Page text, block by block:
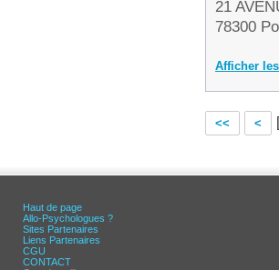
21
78300
Afficher
<< <
Haut de page
Allo-Psychologues ?
Sites Partenaires
Liens Partenaires
CGU
CONTACT